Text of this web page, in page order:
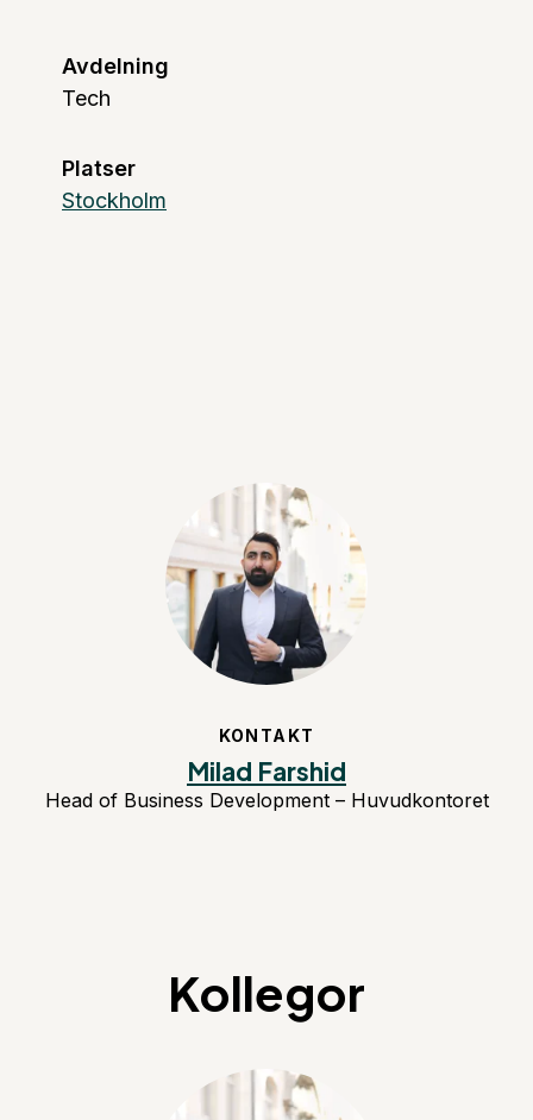
Avdelning
Tech
Platser
Stockholm
KONTAKT
Milad Farshid
Head of Business Development – Huvudkontoret
Kollegor